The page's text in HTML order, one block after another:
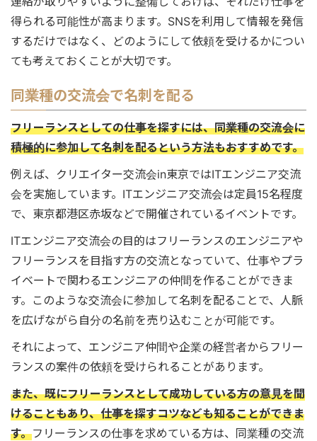
得られる可能性が高まります。SNSを利用して情報を発信
するだけではなく、どのようにして依頼を受けるかについ
ても考えておくことが大切です。
同業種の交流会で名刺を配る
フリーランスとしての仕事を探すには、同業種の交流会に
積極的に参加して名刺を配るという方法もおすすめです。
例えば、クリエイター交流会in東京ではITエンジニア交流
会を実施しています。ITエンジニア交流会は定員15名程度
で、東京都港区赤坂などで開催されているイベントです。
ITエンジニア交流会の目的はフリーランスのエンジニアや
フリーランスを目指す方の交流となっていて、仕事やプラ
イベートで関わるエンジニアの仲間を作ることができま
す。このような交流会に参加して名刺を配ることで、人脈
を広げながら自分の名前を売り込むことが可能です。
それによって、エンジニア仲間や企業の経営者からフリー
ランスの案件の依頼を受けられることがあります。
また、既にフリーランスとして成功している方の意見を聞
けることもあり、仕事を探すコツなども知ることができま
す。フリーランスの仕事を求めている方は、同業種の交流